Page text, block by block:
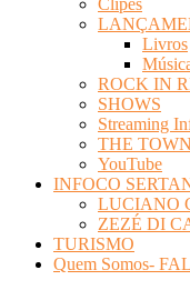
Clipes
Livros
ROCK IN
SHOWS
Streaming
THE TOWN
YouTube
INFOCO
LUCIANO
ZEZÉ DI
TURISMO
Quem Somos-